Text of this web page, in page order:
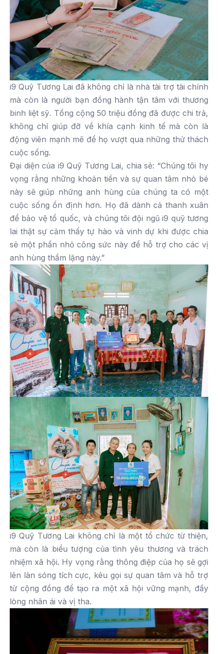
i9 Quỹ Tương Lai đã không chỉ là nhà tài trợ tài chính
mà còn là người bạn đồng hành tận tâm với thương
binh liệt sỹ. Tổng cộng 50 triệu đồng đã được chi trả,
không chỉ giúp đỡ về khía cạnh kinh tế mà còn là
động viên mạnh mẽ để họ vượt qua những thử thách
cuộc sống.
Đại diện của i9 Quỹ Tương Lai, chia sẻ: “Chúng tôi hy
vọng rằng những khoản tiền và sự quan tâm nhỏ bé
này sẽ giúp những anh hùng của chúng ta có một
cuộc sống ổn định hơn. Họ đã dành cả thanh xuân
để bảo vệ tổ quốc, và chúng tôi đội ngũ i9 quỹ tương
lai thật sự cảm thấy tự hào và vinh dự khi được chia
sẻ một phần nhỏ công sức này để hỗ trợ cho các vị
anh hùng thầm lặng này.”
i9 Quỹ Tương Lai không chỉ là một tổ chức từ thiện,
mà còn là biểu tượng của tình yêu thương và trách
nhiệm xã hội. Hy vọng rằng thông điệp của họ sẽ gợi
lên làn sóng tích cực, kêu gọi sự quan tâm và hỗ trợ
từ cộng đồng để tạo ra một xã hội vững mạnh, đầy
lòng nhân ái và vị tha.